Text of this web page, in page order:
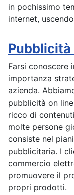
in pochissimo
internet,
Farsi conoscere
importanza
azienda.
pubblicità on
ricco di
molte persone
consiste nel
pubblicitaria. I
commercio
promuovere il
propri prodotti.